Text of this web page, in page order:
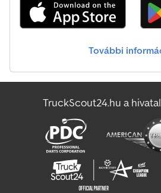
További
TruckScout24.hu a